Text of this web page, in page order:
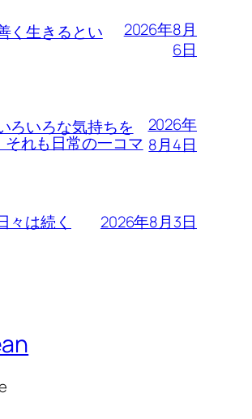
く生きるとい
2026年8月
6日
ろいろな気持ちを
それも日常の一コマ
2026年
8月4日
々は続く 2026年8月3日